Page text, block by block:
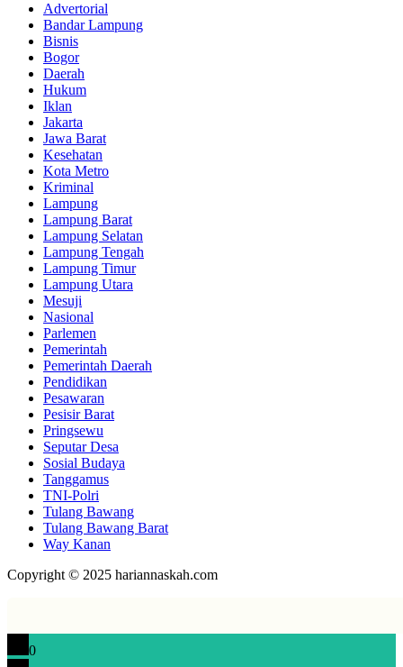
Advertorial
Bandar Lampung
Bisnis
Bogor
Daerah
Hukum
Iklan
Jakarta
Jawa Barat
Kesehatan
Kota Metro
Kriminal
Lampung
Lampung Barat
Lampung Selatan
Lampung Tengah
Lampung Timur
Lampung Utara
Mesuji
Nasional
Parlemen
Pemerintah
Pemerintah Daerah
Pendidikan
Pesawaran
Pesisir Barat
Pringsewu
Seputar Desa
Sosial Budaya
Tanggamus
TNI-Polri
Tulang Bawang
Tulang Bawang Barat
Way Kanan
Copyright © 2025 hariannaskah.com
0